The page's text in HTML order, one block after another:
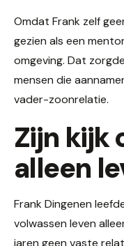
Omdat Frank zelf
gezien als een
omgeving. Dat
mensen die
vader-zoonrelatie.
Zijn kijk
alleen
Frank Dingenen
volwassen leven
jaren geen vaste